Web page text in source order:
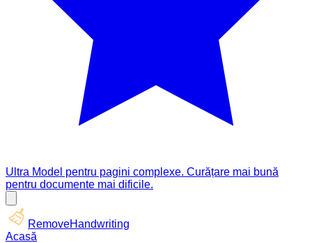
Ultra Model pentru pagini complexe. Curățare mai bună
pentru documente mai dificile.
RemoveHandwriting
Acasă